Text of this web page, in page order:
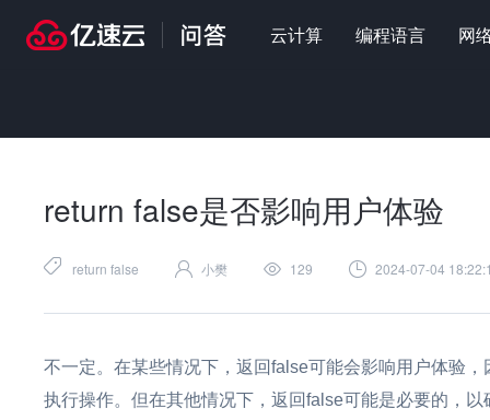
云计算 编程语言 网
return false是否影响用户体验
return false 小樊 129 2024-07-04
不一定。在某些情况下，返回false可能会影响用户体验
执行操作。但在其他情况下，返回false可能是必要的，